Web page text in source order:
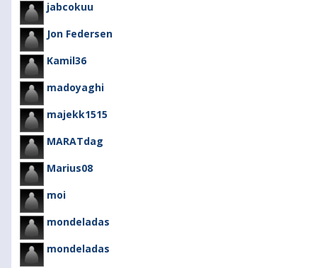
jabcokuu
Jon Federsen
Kamil36
madoyaghi
majekk1515
MARATdag
Marius08
moi
mondeladas
mondeladas